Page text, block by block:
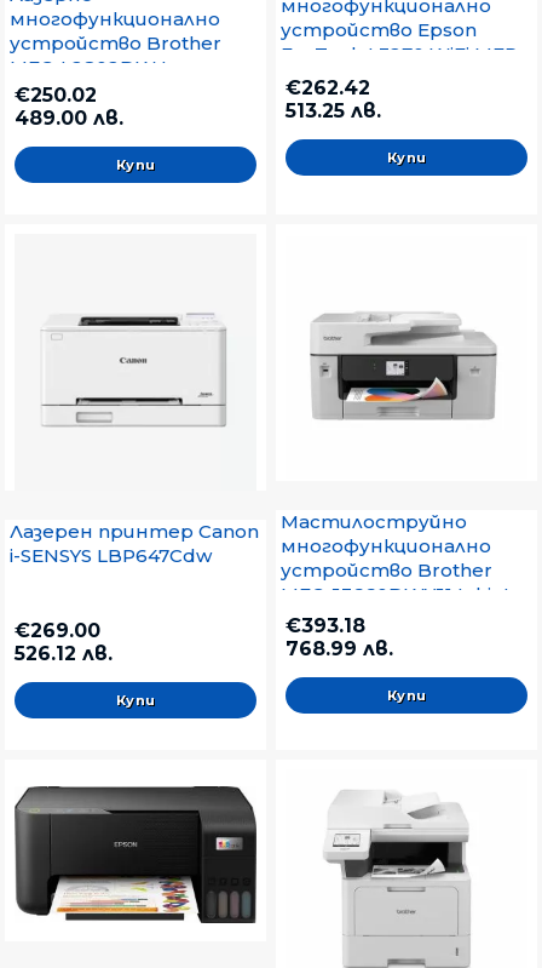
многофункционално
устройство Brother
MFC-L2802DW Laser
Multifunctional
€250.02
489.00 лв.
многофункционално
устройство Epson
EcoTank L3270 WiFi MFP
€262.42
513.25 лв.
Лазерен принтер Canon
i-SENSYS LBP647Cdw
€269.00
526.12 лв.
Мастилоструйно
многофункционално
устройство Brother
MFC-J3660DWYJ1 Inkjet
Multifunctional
€393.18
768.99 лв.